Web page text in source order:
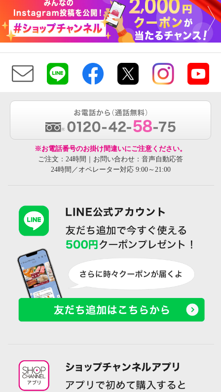
※お電話番号のお掛け間違いにご注意ください。
ご注文：24時間｜お問い合わせ：音声自動応答
24時間／オペレーター対応 9:00～21:00